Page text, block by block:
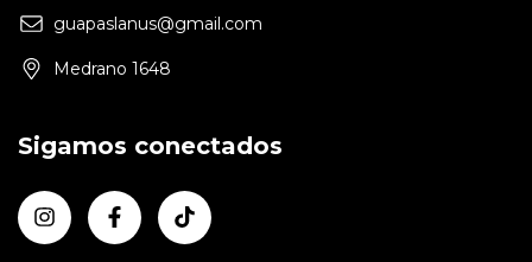
guapaslanus@gmail.com
Medrano 1648
Sigamos conectados